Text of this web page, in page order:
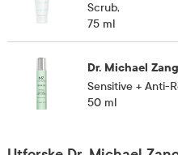
Scrub,
75 ml
Dr. Michael
Sensitive + Anti-
50 ml